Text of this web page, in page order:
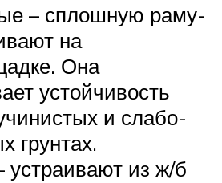
– сплошную раму-
на
Она
устойчивость
и слабо-
грунтах.
из ж/б